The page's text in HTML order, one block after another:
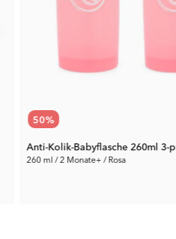
50%
Anti-Kolik-Babyflasche 260ml 3-p
260 ml / 2 Monate+ / Rosa